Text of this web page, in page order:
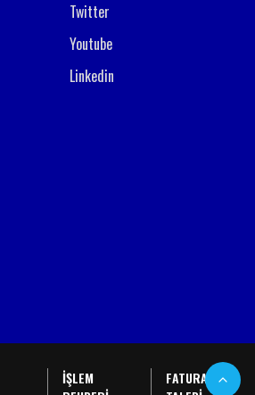
Twitter
Youtube
Linkedin
İŞLEM
FATURA